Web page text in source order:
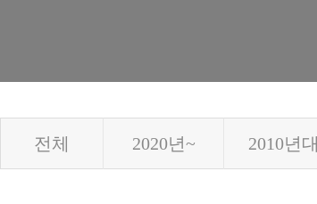
전체 2020년~ 2010년대